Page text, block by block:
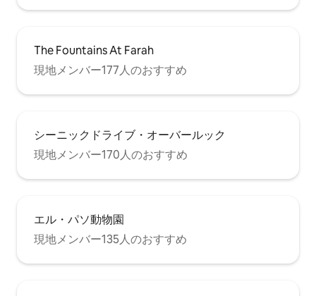
The Fountains At Farah
現地メンバー177人のおすすめ
シーニックドライブ・オーバールック
現地メンバー170人のおすすめ
エル・パソ動物園
現地メンバー135人のおすすめ